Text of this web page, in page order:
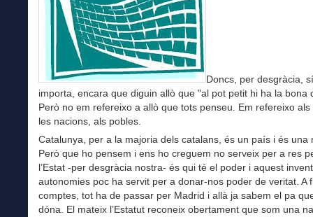
Doncs, per desgràcia,
importa, encara que diguin allò que "al pot petit hi ha la bona
Però no em refereixo a allò que tots penseu. Em refereixo
les nacions, als pobles.
Catalunya, per a la majoria dels catalans, és un país i és una
Però que ho pensem i ens ho creguem no serveix per a res
l’Estat -per desgràcia nostra- és qui té el poder i aquest
autonomies poc ha servit per a donar-nos poder de veritat. A
comptes, tot ha de passar per Madrid i allà ja sabem el pa
dóna. El mateix l’Estatut reconeix obertament que som una